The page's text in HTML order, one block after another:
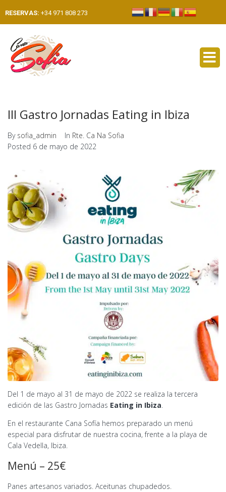
RESERVAS: +34 971 808 273
III Gastro Jornadas Eating in Ibiza
By sofia_admin In Rte. Ca Na Sofia
Posted 6 de mayo de 2022
Del 1 de mayo al 31 de mayo de 2022 se realiza la tercera
edición de las Gastro Jornadas Eating in Ibiza.
En el restaurante Cana Sofía hemos preparado un menú
especial para disfrutar de nuestra cocina, frente a la playa de
Cala Vedella, Ibiza.
Menú – 25€
Panes artesanos variados. Aceitunas chupadedos.